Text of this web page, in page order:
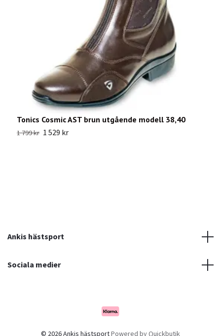
Tonics Cosmic AST brun utgående modell 38,40
1 799 kr 1 529 kr
Ankis hästsport
Sociala medier
© 2026 Ankis hästsportPowered by Quickbutik